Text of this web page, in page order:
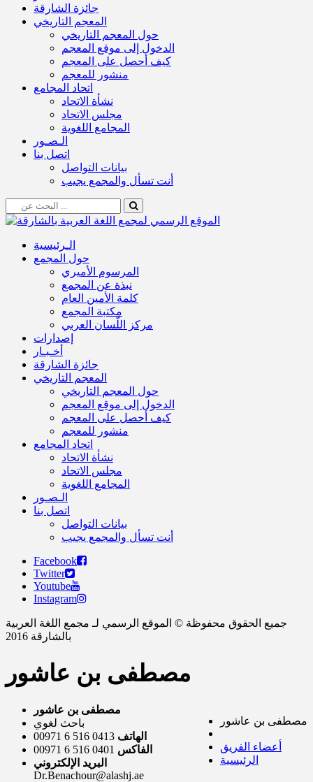
جائزة الشارقة
المعجم التاريخي
حول المعجم التاريخي
الدخول إلى موقع المعجم
كيف أحصل على المعجم
منشور للمعجم
اتحاد المجامع
نشأة الاتحاد
مجلس الاتحاد
المجامع اللغوية
الـصـور
اتصل بنا
بيانات التواصل
أنت تسأل والمجمع يجيب
الـرئيسية
حول المجمع
المرسوم الأميري
نبذة عن المجمع
كلمة الأمين العام
مكتبة المجمع
مركز اللّسان العربي
إصدارات
أخـبـار
جائزة الشارقة
المعجم التاريخي
حول المعجم التاريخي
الدخول إلى موقع المعجم
كيف أحصل على المعجم
منشور للمعجم
اتحاد المجامع
نشأة الاتحاد
مجلس الاتحاد
المجامع اللغوية
الـصـور
اتصل بنا
بيانات التواصل
أنت تسأل والمجمع يجيب
Facebook
Twitter
Youtube
Instagram
جميع الحقوق محفوظة © الموقع الرسمي لـ مجمع اللغة العربية
بالشارقة 2016
مصطفى بن عاشور
مصطفى بن عاشور
أعضاء الفريق
الرئيسية
مصطفى بن عاشور
باحث لغوي
الهاتف
الفاكس
البريد الإلكتروني
Dr.Benachour@alashj.ae